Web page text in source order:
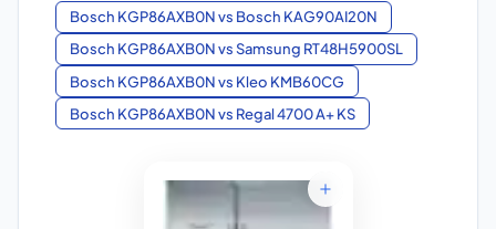
Bosch KGP86AXB0Nvs Bosch KAG90AI20N
Bosch KGP86AXB0NvsSamsung RT48H5900SL
Bosch KGP86AXB0Nvs Kleo KMB60CG
Bosch KGP86AXB0Nvs Regal 4700 A+ KS